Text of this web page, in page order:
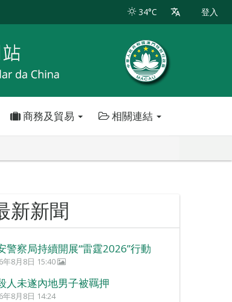
34°C 登入
商務及貿易 相關連結
新新聞
警察局持續開展“雷霆2026”行動
年8月8日 15:40
人未遂內地男子被羈押
年8月8日 14:24